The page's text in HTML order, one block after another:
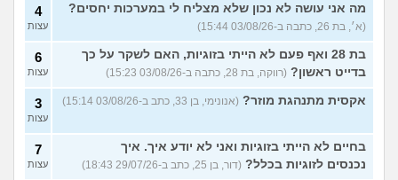
מה אני עושה לא נכון שלא מצליח לי במערכות יחסים?
(א׳, בת 26, כתבה ב-03/08/26 15:44)
4
עצות
בת 28 ואף פעם לא הייתי בזוגיות, האם לשקר על כך
בדייט ראשון? (רווקה, בת 28, כתבה ב-03/08/26 15:23)
6
עצות
אקסית מתנהגת מוזר? (אנונימי, בן 33, כתב ב-03/08/26 15:14) 3
עצות
בחיים לא הייתי בזוגיות ואני לא יודע איך. איך
נכנסים לזוגיות בכלל? (דור, בן 25, כתב ב-29/07/26 18:43)
7
עצות